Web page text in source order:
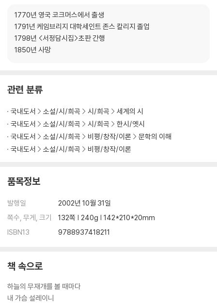
16. 홍진에 묻혀
17. 런던 1802년
18. 결의와 독립
19. 턴터언 사원 위쪽에서
1770년 영국 코크머스에서 출생
1791년 케임브리지 대학세인트 존스 칼리지 졸업
1798년 <서정담시집>초판 간행
1850년 사망
관련 분류
국내도서 소설/시/희곡 시/희곡
세계의 시
국내도서
소설/시/희곡 시/희곡
한시/옛시
국내도서
소설/시/희곡 비평/창작/이론
문학의 이해
국내도서
소설/시/희곡 비평/창작/이론
품목정보
발행일
2002년 10월 31일
쪽수, 무게, 크기
132쪽 | 240g | 142*210*20mm
ISBN13
9788937418211
책 속으로
하늘의 무재개를 볼 때마다
내 가슴 설레이니